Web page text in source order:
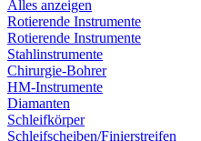
Alles anzeigen
Rotierende Instrumente
Rotierende Instrumente
Stahlinstrumente
Chirurgie-Bohrer
HM-Instrumente
Diamanten
Schleifkörper
Schleifscheiben/Finierstreifen